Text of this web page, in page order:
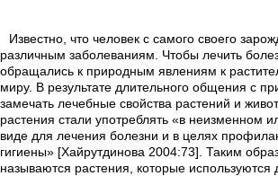
Известно, что человек с самого своего
различным заболеваниям. Чтобы лечить
обращались к природным явлениям к
миру. В результате длительного общения с
замечать лечебные свойства растений и
растения стали употреблять «в неизменном
виде для лечения болезни и в целях
гигиены» [Хайрутдинова 2004:73]. Таким
называются растения, которые используются